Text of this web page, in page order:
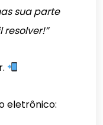
sua parte
eletrônico: